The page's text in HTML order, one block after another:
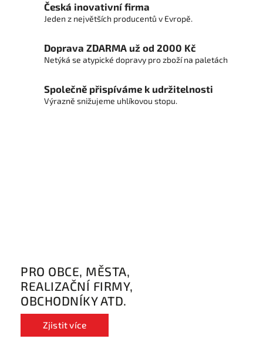
Česká inovativní firma
Jeden z největších producentů v Evropě.
Doprava ZDARMA už od 2000 Kč
Netýká se atypické dopravy pro zboží na paletách
Společně přispíváme k udržitelnosti
Výrazně snižujeme uhlíkovou stopu.
PRO OBCE, MĚSTA,
REALIZAČNÍ FIRMY,
OBCHODNÍKY ATD.
Zjistit více